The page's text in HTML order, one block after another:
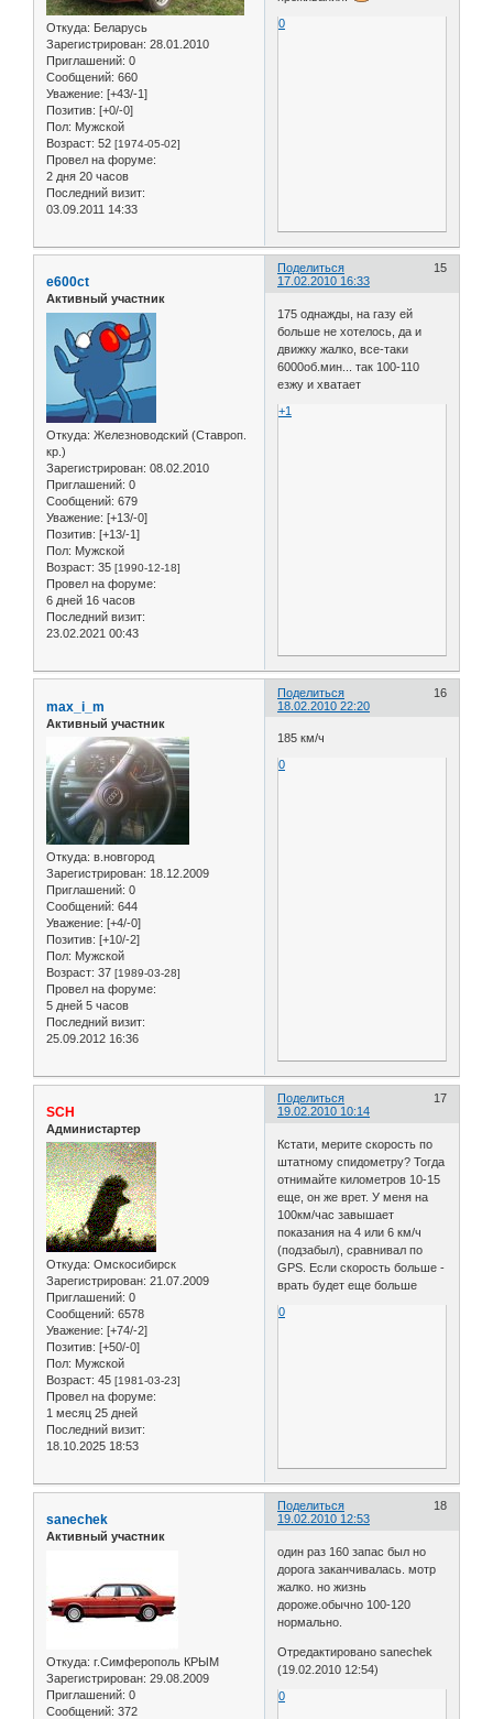
Откуда: Беларусь
Зарегистрирован: 28.01.2010
Приглашений: 0
Сообщений: 660
Уважение: [+43/-1]
Позитив: [+0/-0]
Пол: Мужской
Возраст: 52 [1974-05-02]
Провел на форуме:
2 дня 20 часов
Последний визит:
03.09.2011 14:33
0
Поделиться
15
17.02.2010 16:33
e600ct
Активный участник
Откуда: Железноводский (Ставроп.
кр.)
Зарегистрирован: 08.02.2010
Приглашений: 0
Сообщений: 679
Уважение: [+13/-0]
Позитив: [+13/-1]
Пол: Мужской
Возраст: 35 [1990-12-18]
Провел на форуме:
6 дней 16 часов
Последний визит:
23.02.2021 00:43
175 однажды, на газу ей
больше не хотелось, да и
движку жалко, все-таки
6000об.мин... так 100-110
езжу и хватает
+1
Поделиться
16
18.02.2010 22:20
max_i_m
Активный участник
Откуда: в.новгород
Зарегистрирован: 18.12.2009
Приглашений: 0
Сообщений: 644
Уважение: [+4/-0]
Позитив: [+10/-2]
Пол: Мужской
Возраст: 37 [1989-03-28]
Провел на форуме:
5 дней 5 часов
Последний визит:
25.09.2012 16:36
185 км/ч
0
Поделиться
17
19.02.2010 10:14
SCH
Администартер
Откуда: Омскосибирск
Зарегистрирован: 21.07.2009
Приглашений: 0
Сообщений: 6578
Уважение: [+74/-2]
Позитив: [+50/-0]
Пол: Мужской
Возраст: 45 [1981-03-23]
Провел на форуме:
1 месяц 25 дней
Последний визит:
18.10.2025 18:53
Кстати, мерите скорость по
штатному спидометру? Тогда
отнимайте километров 10-15
еще, он же врет. У меня на
100км/час завышает
показания на 4 или 6 км/ч
(подзабыл), сравнивал по
GPS. Если скорость больше -
врать будет еще больше
0
Поделиться
18
19.02.2010 12:53
sanechek
Активный участник
Откуда: г.Симферополь КРЫМ
Зарегистрирован: 29.08.2009
Приглашений: 0
Сообщений: 372
один раз 160 запас был но
дорога заканчивалась. мотр
жалко. но жизнь
дороже.обычно 100-120
нормально.
Отредактировано sanechek
(19.02.2010 12:54)
0